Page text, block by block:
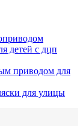
детей с дцп
приводом для
для улицы